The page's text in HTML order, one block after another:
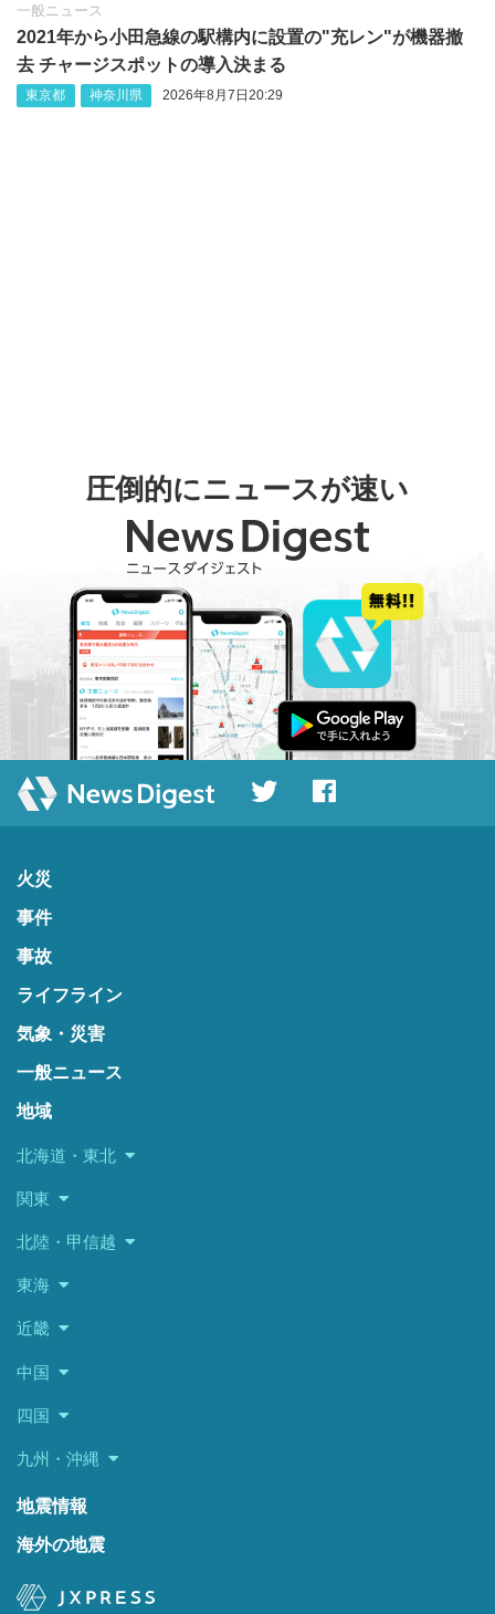
一般ニュース
2021年から小田急線の駅構内に設置の"充レン"が機器撤
去 チャージスポットの導入決まる
東京都 神奈川県 2026年8月7日20:29
圧倒的にニュースが速い
火災
事件
事故
ライフライン
気象・災害
一般ニュース
地域
北海道・東北
関東
北陸・甲信越
東海
近畿
中国
四国
九州・沖縄
地震情報
海外の地震